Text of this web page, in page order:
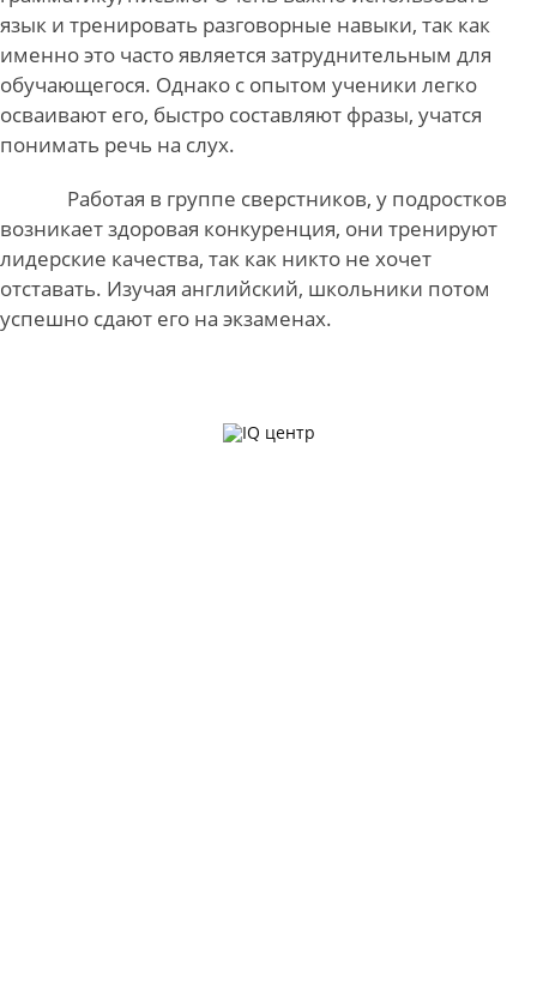
язык и тренировать разговорные навыки, так как
именно это часто является затруднительным для
обучающегося. Однако с опытом ученики легко
осваивают его, быстро составляют фразы, учатся
понимать речь на слух.
Работая в группе сверстников, у подростков
возникает здоровая конкуренция, они тренируют
лидерские качества, так как никто не хочет
отставать. Изучая английский, школьники потом
успешно сдают его на экзаменах.